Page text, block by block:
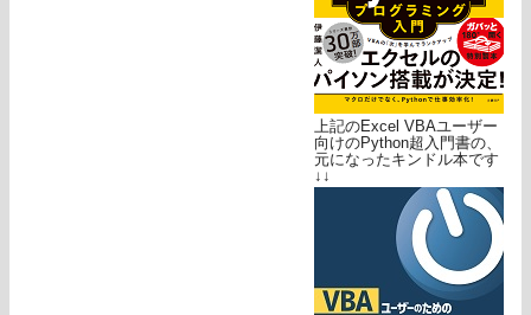
上記のExcel VBAユーザー
向けのPython超入門書の、
元になったキンドル本です
↓↓